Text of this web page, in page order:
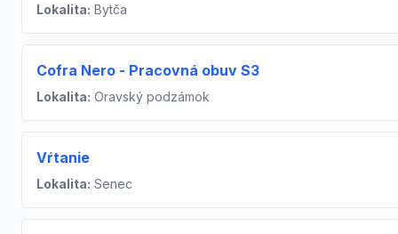
Lokalita: Bytča
Cofra Nero - Pracovná obuv S3
Lokalita: Oravský podzámok
Vŕtanie
Lokalita: Senec